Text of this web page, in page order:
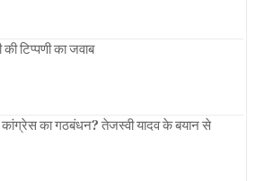
की टिप्पणी का जवाब
कांग्रेस का गठबंधन? तेजस्वी यादव के बयान से